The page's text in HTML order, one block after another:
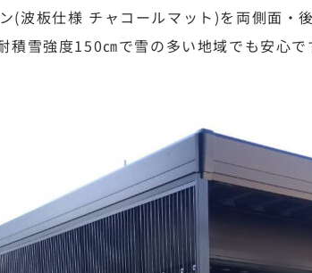
(波板仕様 チャコールマット)を両側面・
積雪強度150㎝で雪の多い地域でも安心